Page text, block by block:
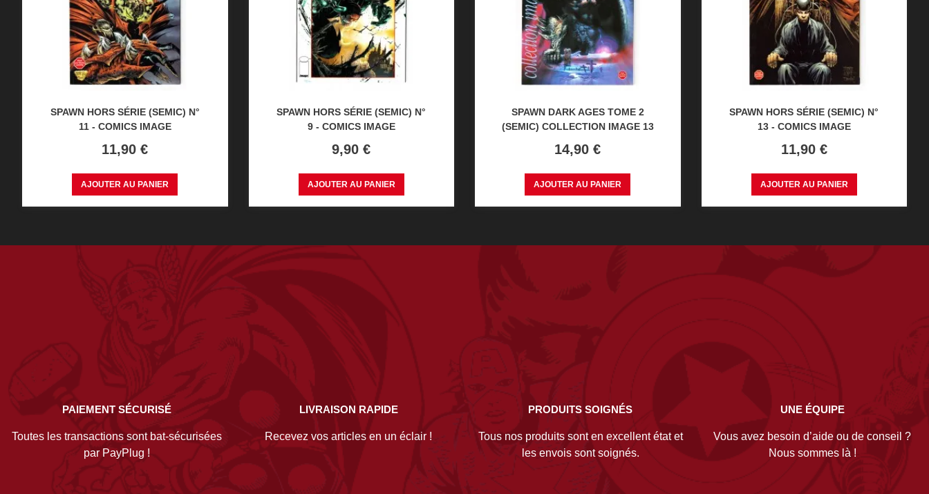
SPAWN HORS SÉRIE (SEMIC) N°
11 - COMICS IMAGE
Prix
11,90 €
AJOUTER AU PANIER
SPAWN HORS SÉRIE (SEMIC) N°
9 - COMICS IMAGE
Prix
9,90 €
AJOUTER AU PANIER
SPAWN DARK AGES TOME 2
(SEMIC) COLLECTION IMAGE 13
Prix
14,90 €
AJOUTER AU PANIER
SPAWN HORS SÉRIE (SEMIC) N°
13 - COMICS IMAGE
Prix
11,90 €
AJOUTER AU PANIER
PAIEMENT SÉCURISÉ
Toutes les transactions sont bat-sécurisées
par PayPlug !
LIVRAISON RAPIDE
Recevez vos articles en un éclair !
PRODUITS SOIGNÉS
Tous nos produits sont en excellent état et
les envois sont soignés.
UNE ÉQUIPE
Vous avez besoin d’aide ou de conseil ?
Nous sommes là !